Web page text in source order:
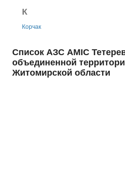
К
Корчак
Список АЗС AMIC
объединенной
Житомирской области